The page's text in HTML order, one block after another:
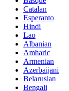
Catalan
Esperanto
Hindi
Lao
Albanian
Amharic
Armenian
Azerbaijani
Belarusian
Bengali